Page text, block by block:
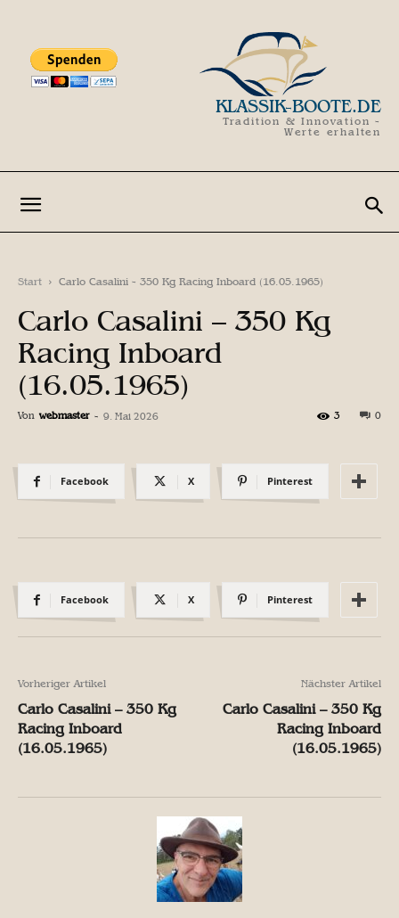
KLASSIK-BOOTE.DE
Tradition & Innovation -
Werte erhalten
Start Carlo Casalini - 350 Kg Racing Inboard (16.05.1965)
Carlo Casalini – 350 Kg
Racing Inboard
(16.05.1965)
Von webmaster - 9. Mai 2026 0
3
Facebook X Pinterest
Facebook X Pinterest
Vorheriger Artikel
Carlo Casalini – 350 Kg
Racing Inboard
(16.05.1965)
Nächster Artikel
Carlo Casalini – 350 Kg
Racing Inboard
(16.05.1965)